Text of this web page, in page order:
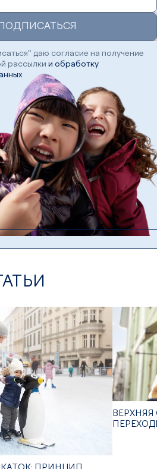
даю согласие на получение
рассылки и обработку